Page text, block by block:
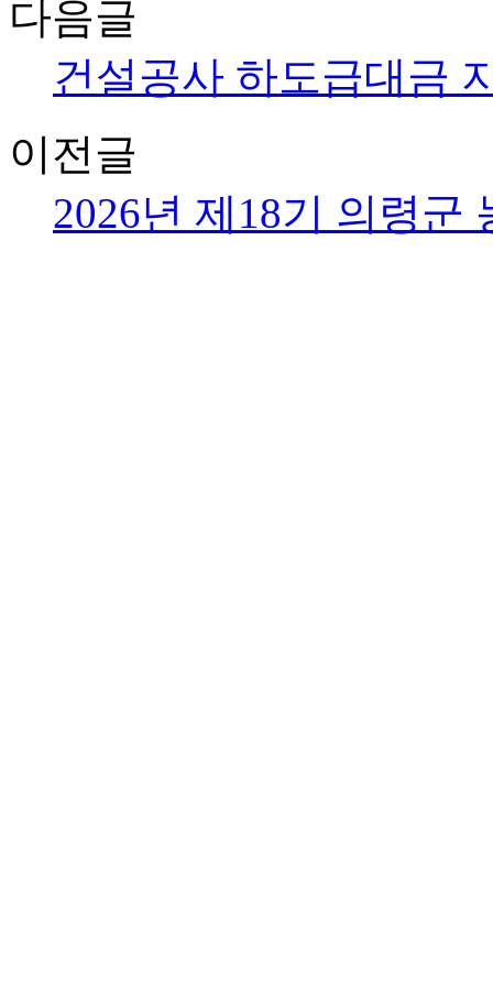
다음글
건설공사 하도급대금
이전글
2026년 제18기 의령군